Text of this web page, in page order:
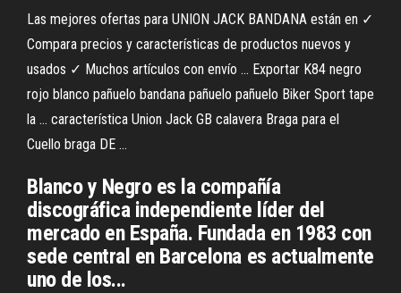
Las mejores ofertas para UNION JACK BANDANA están en ✓
Compara precios y características de productos nuevos y
usados ✓ Muchos artículos con envío ... Exportar K84 negro
rojo blanco pañuelo bandana pañuelo pañuelo Biker Sport tape
la ... característica Union Jack GB calavera Braga para el
Cuello braga DE ...
Blanco y Negro es la compañía
discográfica independiente líder del
mercado en España. Fundada en 1983 con
sede central en Barcelona es actualmente
uno de los...